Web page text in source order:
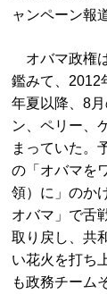
ャンペーン報
オバマ政権
鑑みて、2012
年夏以降、8
ン、ペリー、
まっていた。
の「オバマを
領）に」のか
オバマ」で舌
取り戻し、共
い花火を打ち
も政務チーム